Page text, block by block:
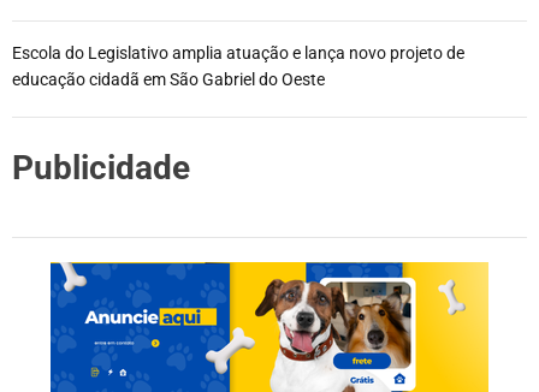
Escola do Legislativo amplia atuação e lança novo projeto de
educação cidadã em São Gabriel do Oeste
Publicidade